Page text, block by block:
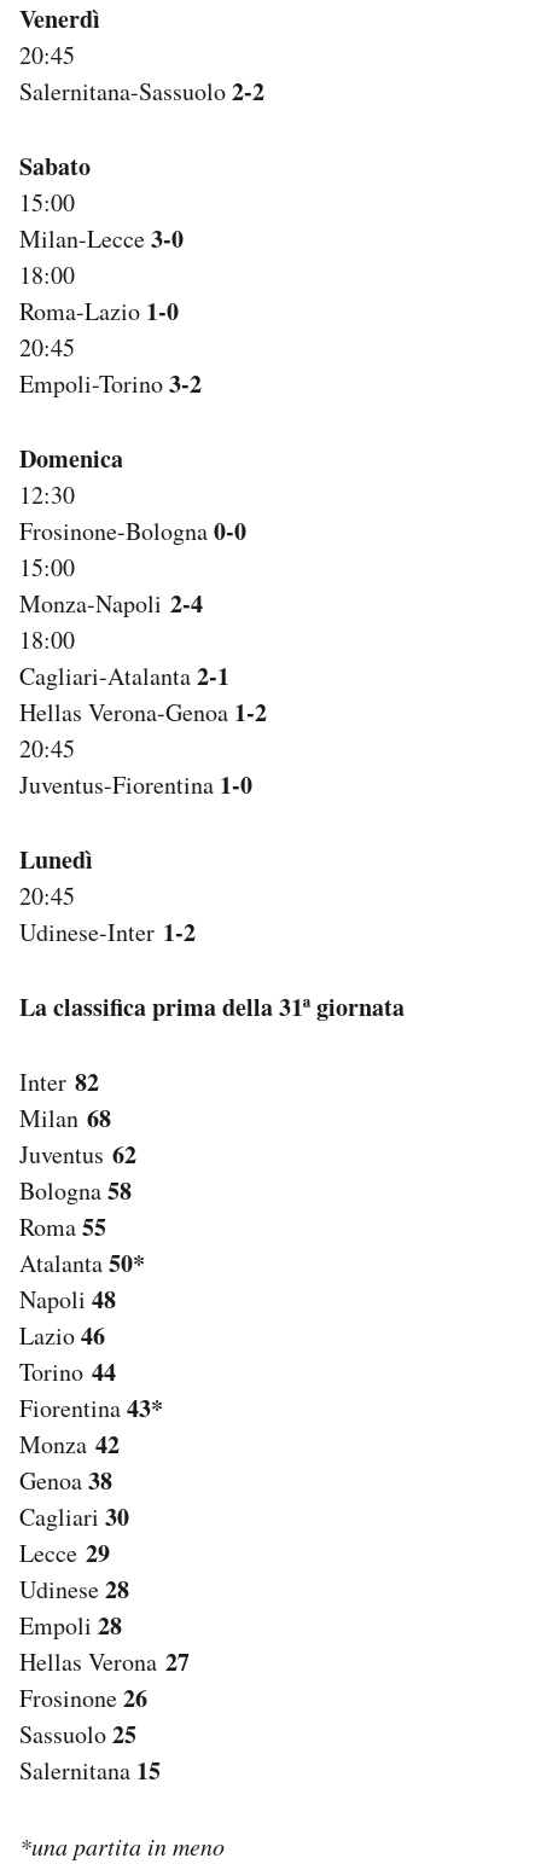
Venerdì
20:45
Salernitana-Sassuolo2-2
Sabato
15:00
Milan-Lecce3-0
18:00
Roma-Lazio 1-0
20:45
Empoli-Torino3-2
Domenica
12:30
Frosinone-Bologna0-0
15:00
Monza-Napoli 2-4
18:00
Cagliari-Atalanta2-1
Hellas Verona-Genoa 1-2
20:45
Juventus-Fiorentina 1-0
Lunedì
20:45
Udinese-Inter 1-2
La classifica prima della 31ª giornata
Inter 82
Milan 68
Juventus 62
Bologna58
Roma55
Atalanta50*
Napoli 48
Lazio46
Torino 44
Fiorentina43*
Monza 42
Genoa38
Cagliari 30
Lecce 29
Udinese28
Empoli 28
Hellas Verona 27
Frosinone26
Sassuolo25
Salernitana 15
*una partita in meno